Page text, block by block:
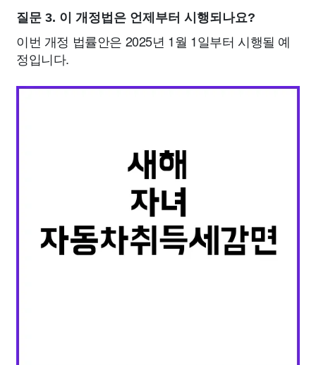
질문 3. 이 개정법은 언제부터 시행되나요?
이번 개정 법률안은 2025년 1월 1일부터 시행될 예
정입니다.